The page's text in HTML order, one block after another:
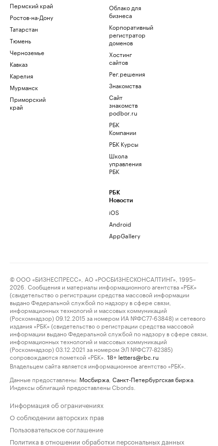
Пермский край
Ростов-на-Дону
Татарстан
Тюмень
Черноземье
Кавказ
Карелия
Мурманск
Приморский
край
Облако для
бизнеса
Корпоративный
регистратор
доменов
Хостинг
сайтов
Рег.решения
Знакомства
Сайт
знакомств
podbor.ru
РБК
Компании
РБК Курсы
Школа
управления
РБК
РБК
Новости
iOS
Android
AppGallery
© ООО «БИЗНЕСПРЕСС», АО «РОСБИЗНЕСКОНСАЛТИНГ», 1995–
2026. Сообщения и материалы информационного агентства «РБК»
(свидетельство о регистрации средства массовой информации
выдано Федеральной службой по надзору в сфере связи,
информационных технологий и массовых коммуникаций
(Роскомнадзор) 09.12.2015 за номером ИА №ФС77-63848) и сетевого
издания «РБК» (свидетельство о регистрации средства массовой
информации выдано Федеральной службой по надзору в сфере связи,
информационных технологий и массовых коммуникаций
(Роскомнадзор) 03.12.2021 за номером ЭЛ №ФС77-82385)
сопровождаются пометкой «РБК».
18+ letters@rbc.ru
Владельцем сайта является информационное агентство «РБК».
Данные предоставлены: Мосбиржа Санкт-Петербургская биржа
Индексы облигаций предоставлены Cbonds.
Информация об ограничениях
О соблюдении авторских прав
Пользовательское соглашение
Политика в отношении обработки персональных данных